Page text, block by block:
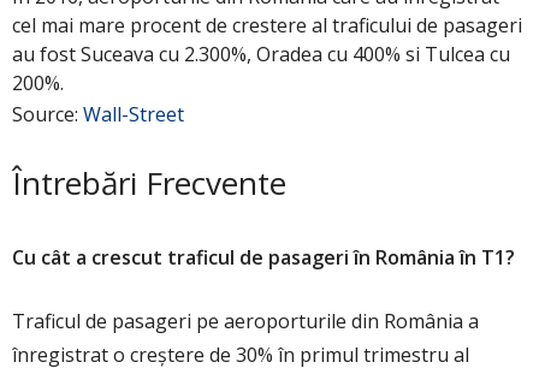
cel mai mare procent de crestere al traficului de pasageri
au fost Suceava cu 2.300%, Oradea cu 400% si Tulcea cu
200%.
Source: Wall-Street
Întrebări Frecvente
Cu cât a crescut traficul de pasageri în România în T1?
Traficul de pasageri pe aeroporturile din România a
înregistrat o creștere de 30% în primul trimestru al